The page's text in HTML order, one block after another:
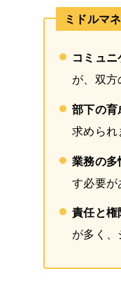
ミドルマ
コミュ
が、双
部下の
求められ
業務の多
す必要が
責任と
が多く、